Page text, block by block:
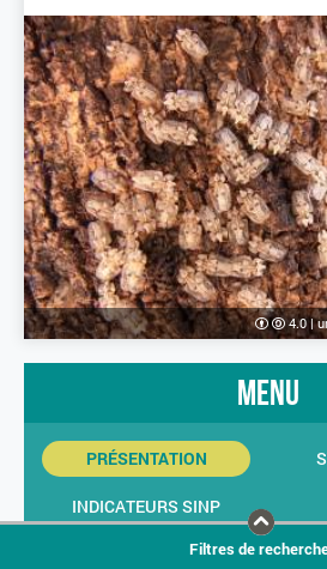
4.0|
menu
PRÉSENTATION
INDICATEURS SINP
Filtres de